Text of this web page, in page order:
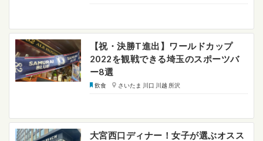
【祝・決勝T進出】ワールドカップ
2022を観戦できる埼玉のスポーツバ
ー8選
飲食 さいたま 川口 川越 所沢
大宮西口ディナー！女子が選ぶオスス